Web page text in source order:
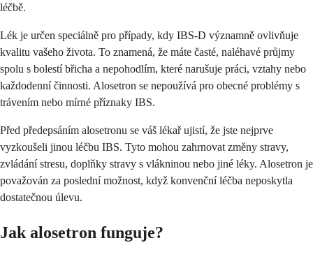
léčbě.
Lék je určen speciálně pro případy, kdy IBS-D významně ovlivňuje
kvalitu vašeho života. To znamená, že máte časté, naléhavé průjmy
spolu s bolestí břicha a nepohodlím, které narušuje práci, vztahy nebo
každodenní činnosti. Alosetron se nepoužívá pro obecné problémy s
trávením nebo mírné příznaky IBS.
Před předepsáním alosetronu se váš lékař ujistí, že jste nejprve
vyzkoušeli jinou léčbu IBS. Tyto mohou zahrnovat změny stravy,
zvládání stresu, doplňky stravy s vlákninou nebo jiné léky. Alosetron je
považován za poslední možnost, když konvenční léčba neposkytla
dostatečnou úlevu.
Jak alosetron funguje?